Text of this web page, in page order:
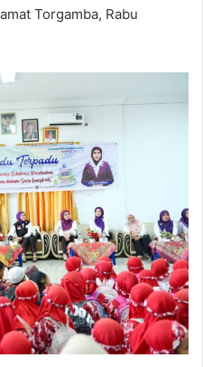
Torgamba, Rabu